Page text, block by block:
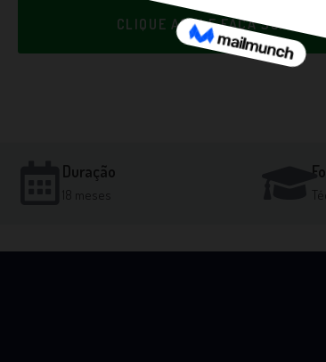
CLIQUE AQUI E FAÇA SUA
Duração
18 meses